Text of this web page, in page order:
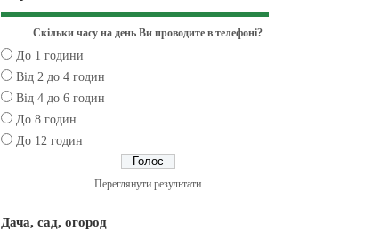
Скільки часу на день Ви проводите в телефоні?
До 1 години
Від 2 до 4 годин
Від 4 до 6 годин
До 8 годин
До 12 годин
Переглянути результати
Дача, сад, огород